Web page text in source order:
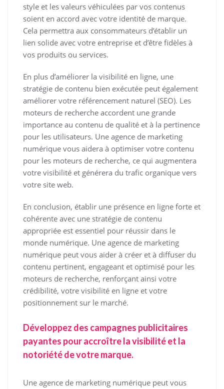
style et les valeurs véhiculées par vos contenus
soient en accord avec votre identité de marque.
Cela permettra aux consommateurs d’établir un
lien solide avec votre entreprise et d’être fidèles à
vos produits ou services.
En plus d’améliorer la visibilité en ligne, une
stratégie de contenu bien exécutée peut également
améliorer votre référencement naturel (SEO). Les
moteurs de recherche accordent une grande
importance au contenu de qualité et à la pertinence
pour les utilisateurs. Une agence de marketing
numérique vous aidera à optimiser votre contenu
pour les moteurs de recherche, ce qui augmentera
votre visibilité et générera du trafic organique vers
votre site web.
En conclusion, établir une présence en ligne forte et
cohérente avec une stratégie de contenu
appropriée est essentiel pour réussir dans le
monde numérique. Une agence de marketing
numérique peut vous aider à créer et à diffuser du
contenu pertinent, engageant et optimisé pour les
moteurs de recherche, renforçant ainsi votre
crédibilité, votre visibilité en ligne et votre
positionnement sur le marché.
Développez des campagnes publicitaires
payantes pour accroître la visibilité et la
notoriété de votre marque.
Une agence de marketing numérique peut vous